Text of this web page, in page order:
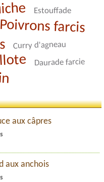
Estouffade
Poivrons farcis
Curry d'agneau
Daurade farcie
aux câpres
aux anchois